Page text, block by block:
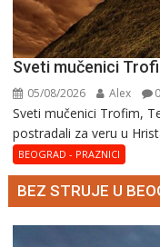
Sveti mučenici
05/08/2026 Alex 0
Sveti mučenici Trofim,
postradali za veru u
BEOGRAD - PRAZNICI
BEZ STRUJE U